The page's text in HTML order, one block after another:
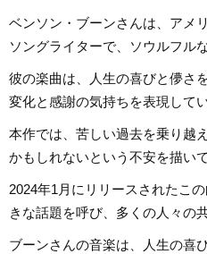
ベンソン・ブーンさんは、アメ
ソングライターで、ソウルフル
彼の楽曲は、人生の喜びと儚さ
変化と感謝の気持ちを表現してい
本作では、苦しい過去を乗り越
かもしれないという不安を描い
2024年1月にリリースされたこ
きな話題を呼び、多くの人々の
ブーンさんの音楽は、人生の喜